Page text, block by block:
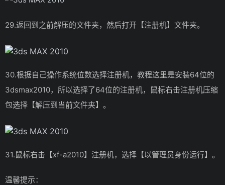
29.返回到之前解压的文件夹，然后打开【注册机】文件夹。
30.根据自己操作系统位数选择注册机，教程这里是安装64位的
3dsmax2010，所以选择了64位的注册机，鼠标右击注册机压缩
包选择【解压到当前文件夹】。
31.鼠标右击【xf-a2010】注册机，选择【以管理员身份运行】。
温馨提示：